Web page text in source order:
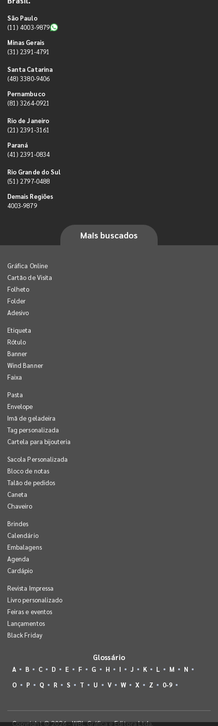
São Paulo
(11) 4003-9879
Minas Gerais
(31) 2391-4791
Santa Catarina
(48) 3380-9406
Pernambuco
(81) 3264-0921
Rio de Janeiro
(21) 2391-3161
Paraná
(41) 2391-0834
Rio Grande do Sul
(51) 2797-0488
Demais Regiões
4003-9879
Mais buscados
Gráfica Online
Cartão de Visita
Folheto
Folder
Adesivo
Etiqueta
Rótulo
Banner
Wind Banner
Faixa
Pasta
Envelope
Imã de geladeira
Tag personalizada
Cartela para bijouteria
Sacola Personalizada
Bloco de notas
Talão de pedidos
Caneta
Chaveiro
Brindes
Calendário
Embalagens
Agenda
Cardápio
Revista Impressa
Livro personalizado
Feiras e eventos
Lançamentos
Black Friday
Glossário
A B C D E F G H I J K L M
N
O
P Q R S T U V W X Z 0-9
Copyright © 2026 - WBL Gráfica e Editora Ltda.